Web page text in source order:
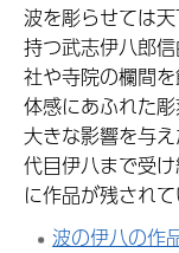
波を彫らせては
持つ武志伊八郎
社や寺院の欄間
体感にあふれた
大きな影響を与
代目伊八まで受
に作品が残されて
波の伊八の作